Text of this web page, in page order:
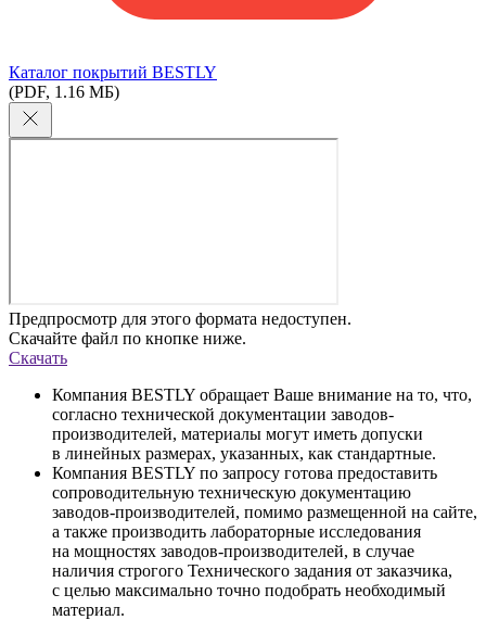
Каталог покрытий BESTLY
(PDF, 1.16 МБ)
Предпросмотр для этого формата недоступен.
Скачайте файл по кнопке ниже.
Скачать
Компания BESTLY обращает Ваше внимание на то, что,
согласно технической документации заводов-
производителей, материалы могут иметь допуски
в линейных размерах, указанных, как стандартные.
Компания BESTLY по запросу готова предоставить
сопроводительную техническую документацию
заводов-производителей, помимо размещенной на сайте,
а также производить лабораторные исследования
на мощностях заводов-производителей, в случае
наличия строгого Технического задания от заказчика,
с целью максимально точно подобрать необходимый
материал.